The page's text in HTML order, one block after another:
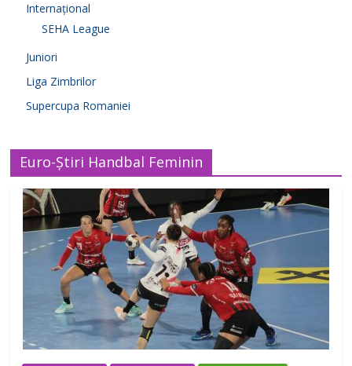
Internațional
SEHA League
Juniori
Liga Zimbrilor
Supercupa Romaniei
Euro-Știri Handbal Feminin